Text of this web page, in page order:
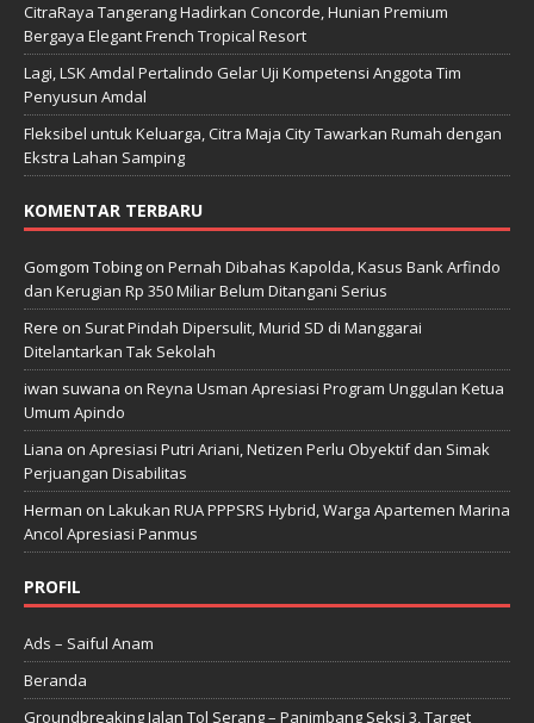
CitraRaya Tangerang Hadirkan Concorde, Hunian Premium
Bergaya Elegant French Tropical Resort
Lagi, LSK Amdal Pertalindo Gelar Uji Kompetensi Anggota Tim
Penyusun Amdal
Fleksibel untuk Keluarga, Citra Maja City Tawarkan Rumah dengan
Ekstra Lahan Samping
KOMENTAR TERBARU
Gomgom Tobing on Pernah Dibahas Kapolda, Kasus Bank Arfindo
dan Kerugian Rp 350 Miliar Belum Ditangani Serius
Rere on Surat Pindah Dipersulit, Murid SD di Manggarai
Ditelantarkan Tak Sekolah
iwan suwana on Reyna Usman Apresiasi Program Unggulan Ketua
Umum Apindo
Liana on Apresiasi Putri Ariani, Netizen Perlu Obyektif dan Simak
Perjuangan Disabilitas
Herman on Lakukan RUA PPPSRS Hybrid, Warga Apartemen Marina
Ancol Apresiasi Panmus
PROFIL
Ads – Saiful Anam
Beranda
Groundbreaking Jalan Tol Serang – Panimbang Seksi 3, Target